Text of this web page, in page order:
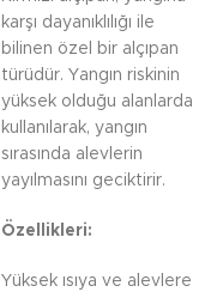
karşı dayanıklılığı ile
bilinen özel bir alçıpan
türüdür. Yangın riskinin
yüksek olduğu alanlarda
kullanılarak, yangın
sırasında alevlerin
yayılmasını geciktirir.
Özellikleri:
Yüksek ısıya ve alevlere